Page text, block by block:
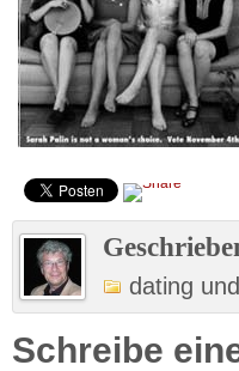
dating
Schreibe